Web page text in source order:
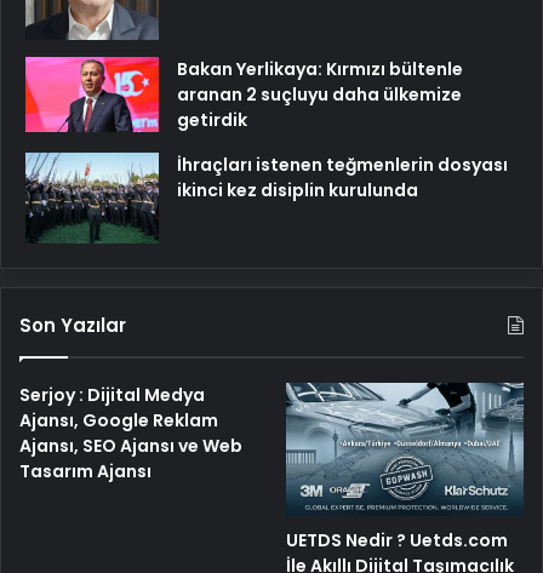
Bakan Yerlikaya: Kırmızı bültenle
aranan 2 suçluyu daha ülkemize
getirdik
İhraçları istenen teğmenlerin dosyası
ikinci kez disiplin kurulunda
Son Yazılar
Serjoy : Dijital Medya
Ajansı, Google Reklam
Ajansı, SEO Ajansı ve Web
Tasarım Ajansı
UETDS Nedir ? Uetds.com
İle Akıllı Dijital Taşımacılık